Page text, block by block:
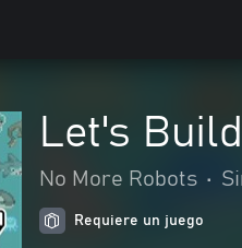
Let's
No More Robots •
Requiere un juego